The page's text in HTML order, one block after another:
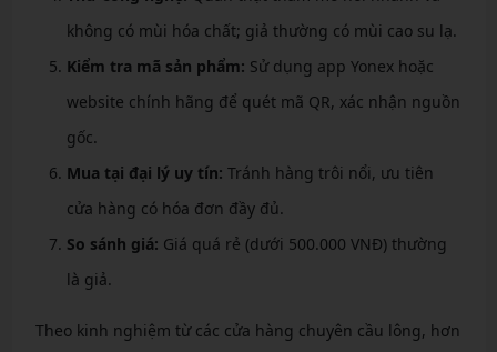
không có mùi hóa chất; giả thường có mùi cao su lạ.
Kiểm tra mã sản phẩm: Sử dụng app Yonex hoặc
website chính hãng để quét mã QR, xác nhận nguồn
gốc.
Mua tại đại lý uy tín: Tránh hàng trôi nổi, ưu tiên
cửa hàng có hóa đơn đầy đủ.
So sánh giá: Giá quá rẻ (dưới 500.000 VNĐ) thường
là giả.
Theo kinh nghiệm từ các cửa hàng chuyên cầu lông, hơn